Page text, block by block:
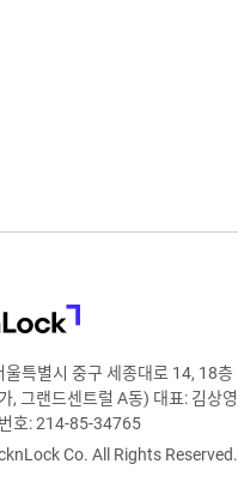
Co. All Rights Reserved.
울특별시 중구 세종대로 14, 18층
, 그랜드센트럴 A동) 대표: 김상영
호: 214-85-34765